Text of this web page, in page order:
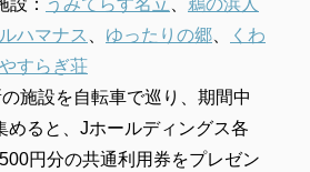
設： うみてらす名立
鵜の浜人
ハマナス ゆったりの郷
くわ
やすらぎ荘
施設を自転車で巡り、期間中
めると、Jホールディングス各
円分の共通利用券をプレゼン